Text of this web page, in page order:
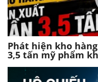
Phát hiện kho
3,5 tấn mỹ phẩm